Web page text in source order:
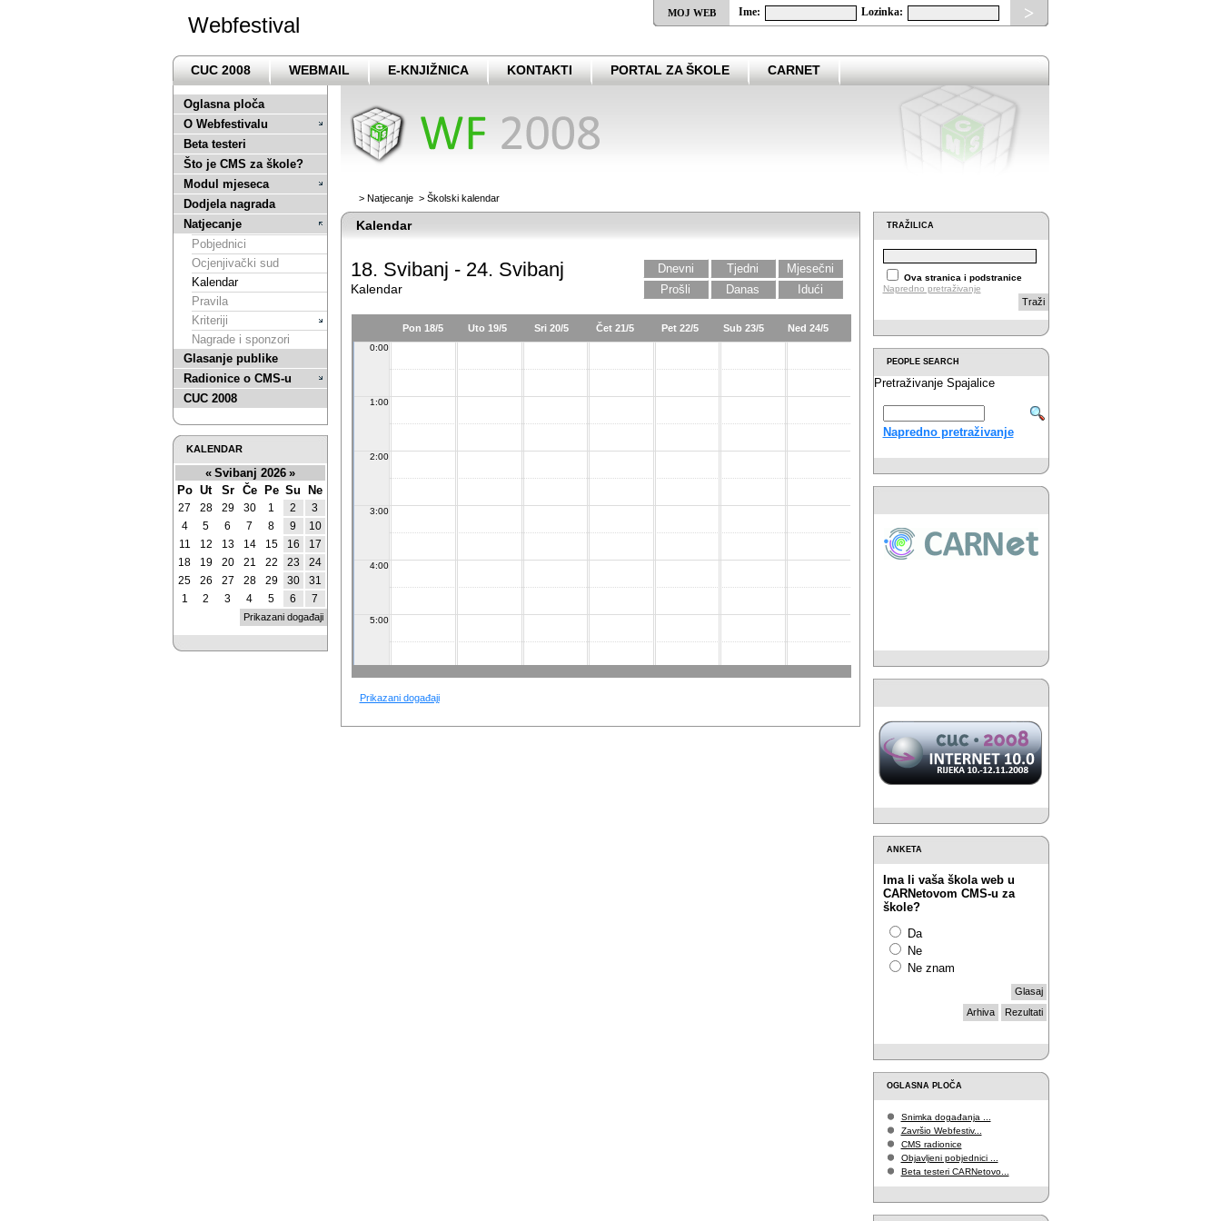
Webfestival MOJ WEB Ime: Lozinka: >
CUC 2008 WEBMAIL E-KNJIŽNICA KONTAKTI PORTAL ZA ŠKOLE CARNET
Oglasna ploča
O Webfestivalu
Beta testeri
Što je CMS za škole?
Modul mjeseca
Dodjela nagrada
Natjecanje
Pobjednici
Ocjenjivački sud
Kalendar
Pravila
Kriteriji
Nagrade i sponzori
Glasanje publike
Radionice o CMS-u
CUC 2008
> Natjecanje> Školski kalendar
Kalendar
18. Svibanj - 24. Svibanj
Kalendar
Mjesečni
Tjedni
Dnevni
Idući
Danas
Prošli
Pon 18/5 Uto 19/5 Sri 20/5 Čet 21/5 Pet 22/5 Sub 23/5 Ned 24/5
0:00
1:00
2:00
3:00
4:00
5:00
7:00
Prikazani događaji
TRAŽILICA
Ova stranica i podstranice
Napredno pretraživanje
Traži
PEOPLE SEARCH
Pretraživanje Spajalice
Napredno pretraživanje
ANKETA
Ima li vaša škola web u
CARNetovom CMS-u za
škole?
Da
Ne
Ne znam
Rezultati
Arhiva
OGLASNA PLOČA
Snimka događanja ...
Završio Webfestiv...
CMS radionice
Objavljeni pobjednici ...
Beta testeri CARNetovo...
KALENDAR
« Svibanj 2026 »
Po Ut Sr Če Pe Su Ne
27 28 29 30 1 2
3
4
5 6 7 8 9
10
11
12 13 14 15 16
17
18
19 20 21 22 23
24
25
26 27 28 29 30
31
1
2 3 4 5 6 7
Prikazani događaji